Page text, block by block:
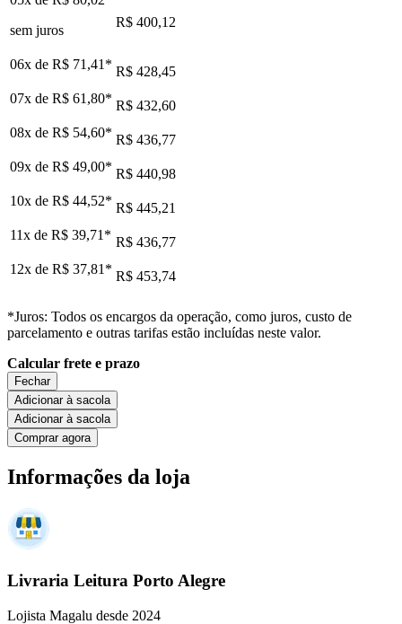
sem juros
R$ 400,12
06x de R$ 71,41* R$ 428,45
07x de R$ 61,80* R$ 432,60
08x de R$ 54,60* R$ 436,77
09x de R$ 49,00* R$ 440,98
10x de R$ 44,52* R$ 445,21
11x de R$ 39,71* R$ 436,77
12x de R$ 37,81* R$ 453,74
*Juros: Todos os encargos da operação, como juros, custo de
parcelamento e outras tarifas estão incluídas neste valor.
Calcular frete e prazo
Fechar
Adicionar à sacola
Adicionar à sacola
Comprar agora
Informações da loja
Livraria Leitura Porto Alegre
Lojista Magalu desde 2024